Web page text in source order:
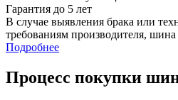
Гарантия до 5 лет
В случае выявления брака или
требованиям производителя, шина
Подробнее
Процесс покупки